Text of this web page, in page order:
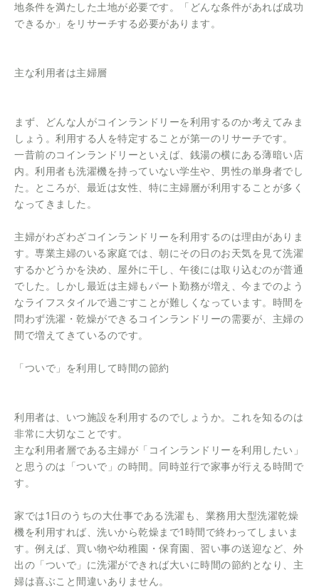
地条件を満たした土地が必要です。「どんな条件があれば成功
できるか」をリサーチする必要があります。
主な利用者は主婦層
まず、どんな人がコインランドリーを利用するのか考えてみま
しょう。利用する人を特定することが第一のリサーチです。
一昔前のコインランドリーといえば、銭湯の横にある薄暗い店
内。利用者も洗濯機を持っていない学生や、男性の単身者でし
た。ところが、最近は女性、特に主婦層が利用することが多く
なってきました。
主婦がわざわざコインランドリーを利用するのは理由がありま
す。専業主婦のいる家庭では、朝にその日のお天気を見て洗濯
するかどうかを決め、屋外に干し、午後には取り込むのが普通
でした。しかし最近は主婦もパート勤務が増え、今までのよう
なライフスタイルで過ごすことが難しくなっています。時間を
問わず洗濯・乾燥ができるコインランドリーの需要が、主婦の
間で増えてきているのです。
「ついで」を利用して時間の節約
利用者は、いつ施設を利用するのでしょうか。これを知るのは
非常に大切なことです。
主な利用者層である主婦が「コインランドリーを利用したい」
と思うのは「ついで」の時間。同時並行で家事が行える時間で
す。
家では1日のうちの大仕事である洗濯も、業務用大型洗濯乾燥
機を利用すれば、洗いから乾燥まで1時間で終わってしまいま
す。例えば、買い物や幼稚園・保育園、習い事の送迎など、外
出の「ついで」に洗濯ができれば大いに時間の節約となり、主
婦は喜ぶこと間違いありません。